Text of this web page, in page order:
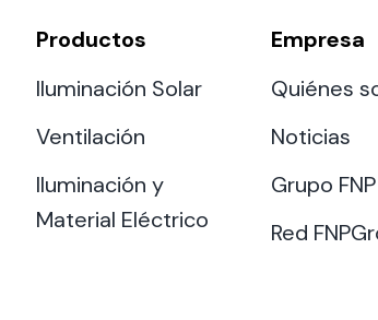
Productos
Iluminación Solar
Ventilación
Iluminación y
Material Eléctrico
Empresa
Quiénes
Noticias
Grupo FNP
Red